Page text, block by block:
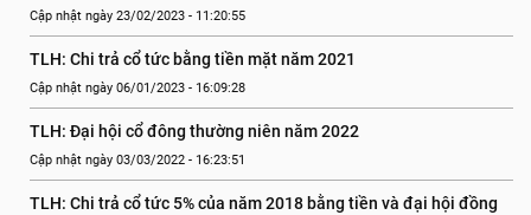
Cập nhật ngày 23/02/2023 - 11:20:55
TLH: Chi trả cổ tức bằng tiền mặt năm 2021
Cập nhật ngày 06/01/2023 - 16:09:28
TLH: Đại hội cổ đông thường niên năm 2022
Cập nhật ngày 03/03/2022 - 16:23:51
TLH: Chi trả cổ tức 5% của năm 2018 bằng tiền và đại hội đồng